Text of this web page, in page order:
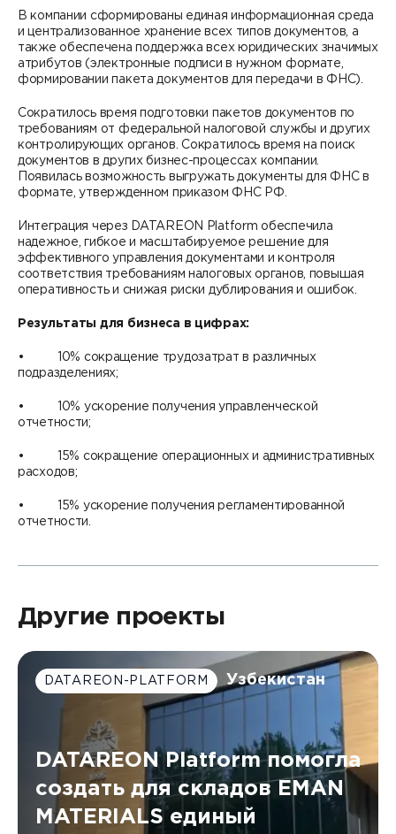
В компании сформированы единая информационная среда
и централизованное хранение всех типов документов, а
также обеспечена поддержка всех юридических значимых
атрибутов (электронные подписи в нужном формате,
формировании пакета документов для передачи в ФНС).
Сократилось время подготовки пакетов документов по
требованиям от федеральной налоговой службы и других
контролирующих органов. Сократилось время на поиск
документов в других бизнес-процессах компании.
Появилась возможность выгружать документы для ФНС в
формате, утвержденном приказом ФНС РФ.
Интеграция через DATAREON Platform обеспечила
надежное, гибкое и масштабируемое решение для
эффективного управления документами и контроля
соответствия требованиям налоговых органов, повышая
оперативность и снижая риски дублирования и ошибок.
Результаты для бизнеса в цифрах:
• 10% сокращение трудозатрат в различных
подразделениях;
• 10% ускорение получения управленческой
отчетности;
• 15% сокращение операционных и административных
расходов;
• 15% ускорение получения регламентированной
отчетности.
Другие проекты
DATAREON-PLATFORM Узбекистан
DATAREON Platform помогла
создать для складов EMAN
MATERIALS единый